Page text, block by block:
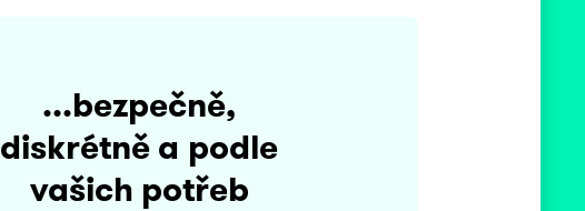
...bezpečně,
diskrétně a podle
vašich potřeb